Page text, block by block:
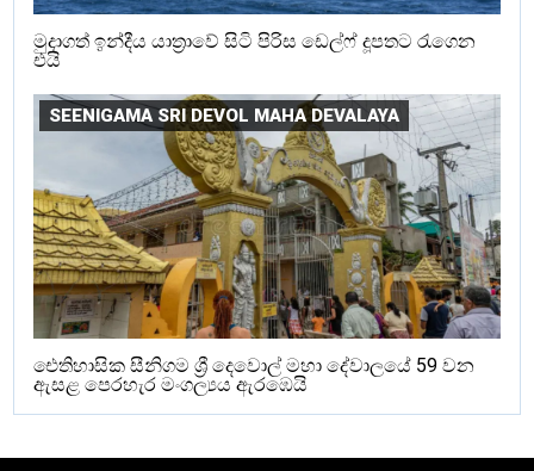
මුදාගත් ඉන්දීය යාත්‍රාවේ සිටි පිරිස ඩෙල්ෆ් දූපතට රැගෙන
එයි
SEENIGAMA SRI DEVOL MAHA DEVALAYA
ඓතිහාසික සීනිගම ශ්‍රී දෙවොල් මහා දේවාලයේ 59 වන
ඇසළ පෙරහැර මංගල්‍යය ඇරඹෙයි